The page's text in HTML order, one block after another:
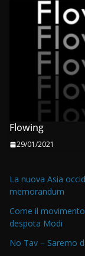
Flowing
29/01/2021
La nuova Asia
memorandum
Come il
despota Modi
No Tav – Saremo